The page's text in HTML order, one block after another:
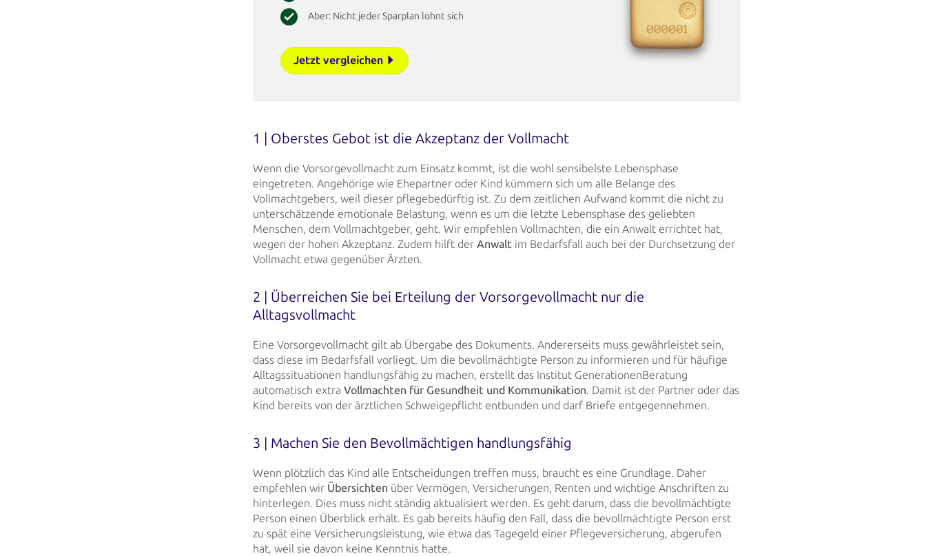
Aber: Nicht jeder Sparplan lohnt sich
Jetzt vergleichen
1 | Oberstes Gebot ist die Akzeptanz der Vollmacht
Wenn die Vorsorgevollmacht zum Einsatz kommt, ist die wohl sensibelste Lebensphase
eingetreten. Angehörige wie Ehepartner oder Kind kümmern sich um alle Belange des
Vollmachtgebers, weil dieser pflegebedürftig ist. Zu dem zeitlichen Aufwand kommt die nicht zu
unterschätzende emotionale Belastung, wenn es um die letzte Lebensphase des geliebten
Menschen, dem Vollmachtgeber, geht. Wir empfehlen Vollmachten, die ein Anwalt errichtet hat,
wegen der hohen Akzeptanz. Zudem hilft der Anwalt im Bedarfsfall auch bei der Durchsetzung der
Vollmacht etwa gegenüber Ärzten.
2 | Überreichen Sie bei Erteilung der Vorsorgevollmacht nur die
Alltagsvollmacht
Eine Vorsorgevollmacht gilt ab Übergabe des Dokuments. Andererseits muss gewährleistet sein,
dass diese im Bedarfsfall vorliegt. Um die bevollmächtigte Person zu informieren und für häufige
Alltagssituationen handlungsfähig zu machen, erstellt das Institut GenerationenBeratung
automatisch extra Vollmachten für Gesundheit und Kommunikation. Damit ist der Partner oder das
Kind bereits von der ärztlichen Schweigepflicht entbunden und darf Briefe entgegennehmen.
3 | Machen Sie den Bevollmächtigen handlungsfähig
Wenn plötzlich das Kind alle Entscheidungen treffen muss, braucht es eine Grundlage. Daher
empfehlen wir Übersichten über Vermögen, Versicherungen, Renten und wichtige Anschriften zu
hinterlegen. Dies muss nicht ständig aktualisiert werden. Es geht darum, dass die bevollmächtigte
Person einen Überblick erhält. Es gab bereits häufig den Fall, dass die bevollmächtigte Person erst
zu spät eine Versicherungsleistung, wie etwa das Tagegeld einer Pflegeversicherung, abgerufen
hat, weil sie davon keine Kenntnis hatte.